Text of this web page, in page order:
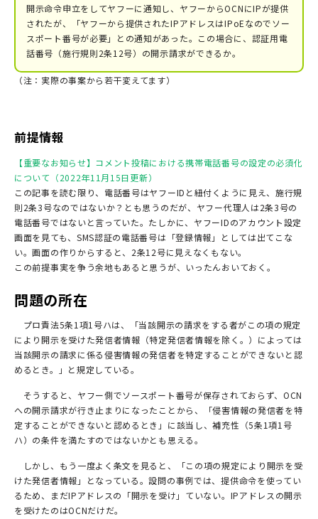
開示命令申立をしてヤフーに通知し、ヤフーからOCNにIPが提供
されたが、「ヤフーから提供されたIPアドレスはIPoEなのでソー
スポート番号が必要」との通知があった。この場合に、認証用電
話番号（施行規則2条12号）の開示請求ができるか。
（注：実際の事案から若干変えてます）
前提情報
【重要なお知らせ】コメント投稿における携帯電話番号の設定の必須化
について（2022年11月15日更新）
この記事を読む限り、電話番号はヤフーIDと紐付くように見え、施行規
則2条3号なのではないか？とも思うのだが、ヤフー代理人は2条3号の
電話番号ではないと言っていた。たしかに、ヤフーIDのアカウント設定
画面を見ても、SMS認証の電話番号は「登録情報」としては出てこな
い。画面の作りからすると、2条12号に見えなくもない。
この前提事実を争う余地もあると思うが、いったんおいておく。
問題の所在
プロ責法5条1項1号ハは、「当該開示の請求をする者がこの項の規定
により開示を受けた発信者情報（特定発信者情報を除く。）によっては
当該開示の請求に係る侵害情報の発信者を特定することができないと認
めるとき。」と規定している。
そうすると、ヤフー側でソースポート番号が保存されておらず、OCN
への開示請求が行き止まりになったことから、「侵害情報の発信者を特
定することができないと認めるとき」に該当し、補充性（5条1項1号
ハ）の条件を満たすのではないかとも思える。
しかし、もう一度よく条文を見ると、「この項の規定により開示を受
けた発信者情報」となっている。設問の事例では、提供命令を使ってい
るため、まだIPアドレスの「開示を受け」ていない。IPアドレスの開示
を受けたのはOCNだけだ。